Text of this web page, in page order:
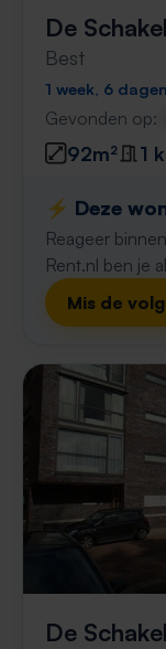
De Schakel
Best
1 week, 6
Gevonden op:
92m² 1
⚡️ Deze
Reageer
Rent.nl ben je
Mis de
De Schakel